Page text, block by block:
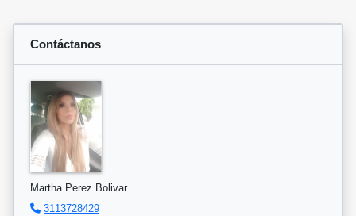
Contáctanos
Martha Perez Bolivar
3113728429